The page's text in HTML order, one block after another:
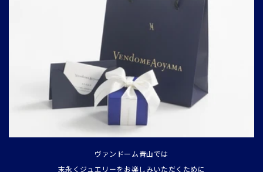
ヴァンドーム青山では
末永くジュエリーをお楽しみいただくために